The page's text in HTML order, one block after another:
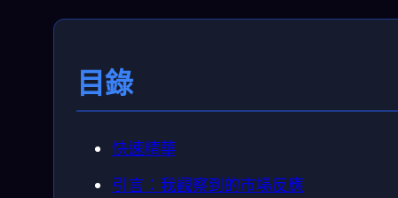
目錄
快速精華
引言：我觀察到的市場反應